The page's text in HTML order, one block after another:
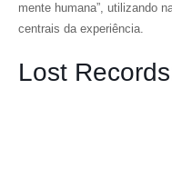
mente humana”, utilizando
centrais da experiência.
Lost